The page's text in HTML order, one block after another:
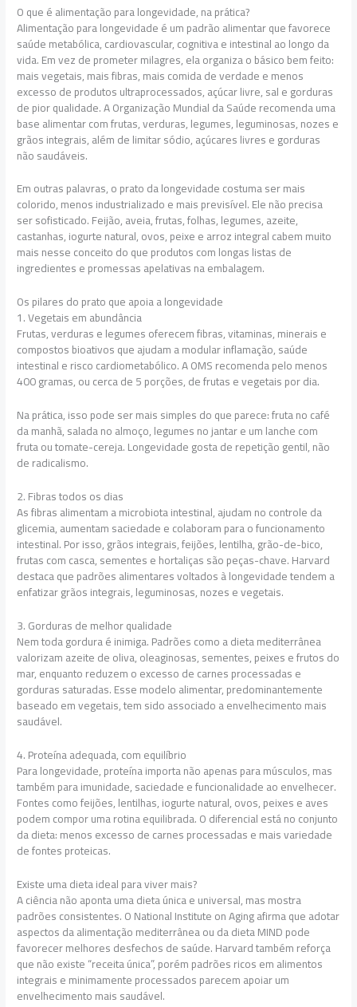
O que é alimentação para longevidade, na prática?
Alimentação para longevidade é um padrão alimentar que favorece
saúde metabólica, cardiovascular, cognitiva e intestinal ao longo da
vida. Em vez de prometer milagres, ela organiza o básico bem feito:
mais vegetais, mais fibras, mais comida de verdade e menos
excesso de produtos ultraprocessados, açúcar livre, sal e gorduras
de pior qualidade. A Organização Mundial da Saúde recomenda uma
base alimentar com frutas, verduras, legumes, leguminosas, nozes e
grãos integrais, além de limitar sódio, açúcares livres e gorduras
não saudáveis.
Em outras palavras, o prato da longevidade costuma ser mais
colorido, menos industrializado e mais previsível. Ele não precisa
ser sofisticado. Feijão, aveia, frutas, folhas, legumes, azeite,
castanhas, iogurte natural, ovos, peixe e arroz integral cabem muito
mais nesse conceito do que produtos com longas listas de
ingredientes e promessas apelativas na embalagem.
Os pilares do prato que apoia a longevidade
1. Vegetais em abundância
Frutas, verduras e legumes oferecem fibras, vitaminas, minerais e
compostos bioativos que ajudam a modular inflamação, saúde
intestinal e risco cardiometabólico. A OMS recomenda pelo menos
400 gramas, ou cerca de 5 porções, de frutas e vegetais por dia.
Na prática, isso pode ser mais simples do que parece: fruta no café
da manhã, salada no almoço, legumes no jantar e um lanche com
fruta ou tomate-cereja. Longevidade gosta de repetição gentil, não
de radicalismo.
2. Fibras todos os dias
As fibras alimentam a microbiota intestinal, ajudam no controle da
glicemia, aumentam saciedade e colaboram para o funcionamento
intestinal. Por isso, grãos integrais, feijões, lentilha, grão-de-bico,
frutas com casca, sementes e hortaliças são peças-chave. Harvard
destaca que padrões alimentares voltados à longevidade tendem a
enfatizar grãos integrais, leguminosas, nozes e vegetais.
3. Gorduras de melhor qualidade
Nem toda gordura é inimiga. Padrões como a dieta mediterrânea
valorizam azeite de oliva, oleaginosas, sementes, peixes e frutos do
mar, enquanto reduzem o excesso de carnes processadas e
gorduras saturadas. Esse modelo alimentar, predominantemente
baseado em vegetais, tem sido associado a envelhecimento mais
saudável.
4. Proteína adequada, com equilíbrio
Para longevidade, proteína importa não apenas para músculos, mas
também para imunidade, saciedade e funcionalidade ao envelhecer.
Fontes como feijões, lentilhas, iogurte natural, ovos, peixes e aves
podem compor uma rotina equilibrada. O diferencial está no conjunto
da dieta: menos excesso de carnes processadas e mais variedade
de fontes proteicas.
Existe uma dieta ideal para viver mais?
A ciência não aponta uma dieta única e universal, mas mostra
padrões consistentes. O National Institute on Aging afirma que adotar
aspectos da alimentação mediterrânea ou da dieta MIND pode
favorecer melhores desfechos de saúde. Harvard também reforça
que não existe “receita única”, porém padrões ricos em alimentos
integrais e minimamente processados parecem apoiar um
envelhecimento mais saudável.